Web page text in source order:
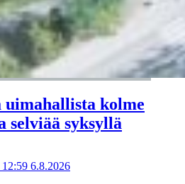
uimahallista kolme
selviää syksyllä
6.8.2026